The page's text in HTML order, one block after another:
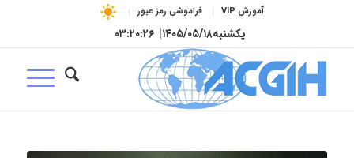
آموزش VIP فراموشی رمز عبور
یکشنبه۱۴۰۵/۰۵/۱۸| ۰۳:۲۰:۲۷